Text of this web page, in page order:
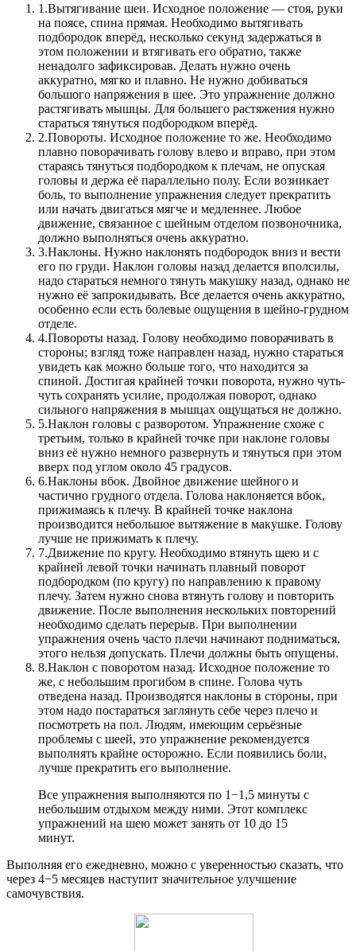
1.Вытягивание шеи. Исходное положение — стоя, руки
на поясе, спина прямая. Необходимо вытягивать
подбородок вперёд, несколько секунд задержаться в
этом положении и втягивать его обратно, также
ненадолго зафиксировав. Делать нужно очень
аккуратно, мягко и плавно. Не нужно добиваться
большого напряжения в шее. Это упражнение должно
растягивать мышцы. Для большего растяжения нужно
стараться тянуться подбородком вперёд.
2.Повороты. Исходное положение то же. Необходимо
плавно поворачивать голову влево и вправо, при этом
стараясь тянуться подбородком к плечам, не опуская
головы и держа её параллельно полу. Если возникает
боль, то выполнение упражнения следует прекратить
или начать двигаться мягче и медленнее. Любое
движение, связанное с шейным отделом позвоночника,
должно выполняться очень аккуратно.
3.Наклоны. Нужно наклонять подбородок вниз и вести
его по груди. Наклон головы назад делается вполсилы,
надо стараться немного тянуть макушку назад, однако не
нужно её запрокидывать. Все делается очень аккуратно,
особенно если есть болевые ощущения в шейно-грудном
отделе.
4.Повороты назад. Голову необходимо поворачивать в
стороны; взгляд тоже направлен назад, нужно стараться
увидеть как можно больше того, что находится за
спиной. Достигая крайней точки поворота, нужно чуть-
чуть сохранять усилие, продолжая поворот, однако
сильного напряжения в мышцах ощущаться не должно.
5.Наклон головы с разворотом. Упражнение схоже с
третьим, только в крайней точке при наклоне головы
вниз её нужно немного развернуть и тянуться при этом
вверх под углом около 45 градусов.
6.Наклоны вбок. Двойное движение шейного и
частично грудного отдела. Голова наклоняется вбок,
прижимаясь к плечу. В крайней точке наклона
производится небольшое вытяжение в макушке. Голову
лучше не прижимать к плечу.
7.Движение по кругу. Необходимо втянуть шею и с
крайней левой точки начинать плавный поворот
подбородком (по кругу) по направлению к правому
плечу. Затем нужно снова втянуть голову и повторить
движение. После выполнения нескольких повторений
необходимо сделать перерыв. При выполнении
упражнения очень часто плечи начинают подниматься,
этого нельзя допускать. Плечи должны быть опущены.
8.Наклон с поворотом назад. Исходное положение то
же, с небольшим прогибом в спине. Голова чуть
отведена назад. Производятся наклоны в стороны, при
этом надо постараться заглянуть себе через плечо и
посмотреть на пол. Людям, имеющим серьёзные
проблемы с шеей, это упражнение рекомендуется
выполнять крайне осторожно. Если появились боли,
лучше прекратить его выполнение.
Все упражнения выполняются по 1−1,5 минуты с
небольшим отдыхом между ними. Этот комплекс
упражнений на шею может занять от 10 до 15
минут.
Выполняя его ежедневно, можно с уверенностью сказать, что
через 4−5 месяцев наступит значительное улучшение
самочувствия.